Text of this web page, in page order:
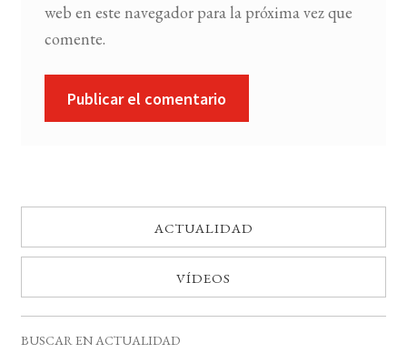
web en este navegador para la próxima vez que
comente.
ACTUALIDAD
VÍDEOS
BUSCAR EN ACTUALIDAD